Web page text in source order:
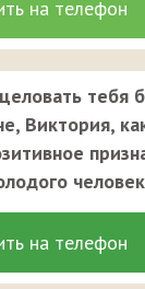
тебя
Виктория,